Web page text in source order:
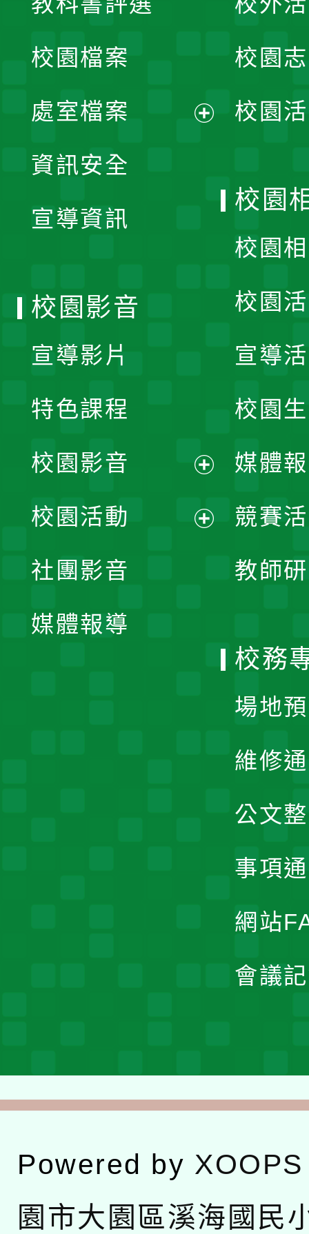
單
校園檔案
處室檔案
資訊安全
宣導資訊
校園
校園
校園
校園
校園
宣導
校園
媒體
競賽
教師
校園影音
宣導影片
特色課程
校園影音
開
校園活動
社團影音
媒體報導
校務
場地
維修
公文
事項
網站
會議
Powered by XOOPS
園市大園區溪海國民